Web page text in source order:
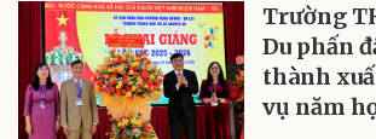
Trường
Du phấn
thành
vụ năm